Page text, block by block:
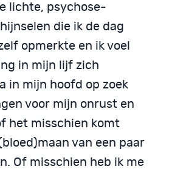
lichte, psychose-
die ik de dag
opmerkte en ik voel
in mijn lijf zich
in mijn hoofd op zoek
voor mijn onrust en
het misschien komt
van een paar
Of misschien heb ik me